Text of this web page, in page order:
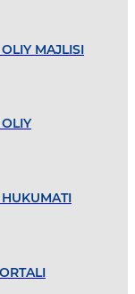
MAJLISI
HUKUMATI